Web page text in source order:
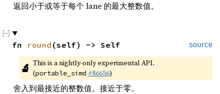
返回小于或等于每个 lane 的最大整数值。
source
fn round (self) -> Self
🔬 This is a nightly-only experimental API.
(portable_simd #86656)
舍入到最接近的整数值。接近于零。